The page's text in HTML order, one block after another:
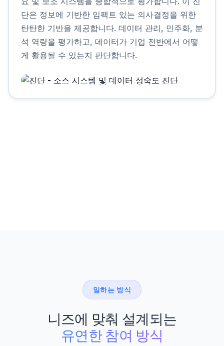
단은 정보에 기반한 임팩트 있는 의사결정을 위한
탄탄한 기반을 제공합니다. 데이터 관리, 민주화, 분
석 역량을 평가하고, 데이터가 기업 전반에서 어떻
게 활용될 수 있는지 판단합니다.
일하는 방식
니즈에 맞춰 설계되는
유연한 참여 방식